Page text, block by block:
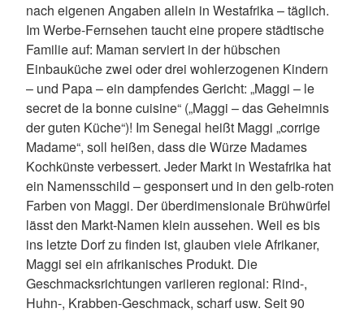
nach eigenen Angaben allein in Westafrika – täglich.
Im Werbe-Fernsehen taucht eine propere städtische
Familie auf: Maman serviert in der hübschen
Einbauküche zwei oder drei wohlerzogenen Kindern
– und Papa – ein dampfendes Gericht: „Maggi – le
secret de la bonne cuisine“ („Maggi – das Geheimnis
der guten Küche“)! Im Senegal heißt Maggi „corrige
Madame“, soll heißen, dass die Würze Madames
Kochkünste verbessert. Jeder Markt in Westafrika hat
ein Namensschild – gesponsert und in den gelb-roten
Farben von Maggi. Der überdimensionale Brühwürfel
lässt den Markt-Namen klein aussehen. Weil es bis
ins letzte Dorf zu finden ist, glauben viele Afrikaner,
Maggi sei ein afrikanisches Produkt. Die
Geschmacksrichtungen variieren regional: Rind-,
Huhn-, Krabben-Geschmack, scharf usw. Seit 90